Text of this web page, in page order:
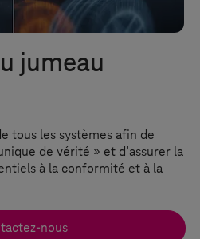
jumeau
tous les systèmes afin de
de vérité » et d’assurer la
à la conformité et à la
nous